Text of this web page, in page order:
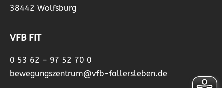
38442 Wolfsburg
VFB FIT
0 53 62 – 97 52 70 0
bewegungszentrum@vfb-fallersleben.de